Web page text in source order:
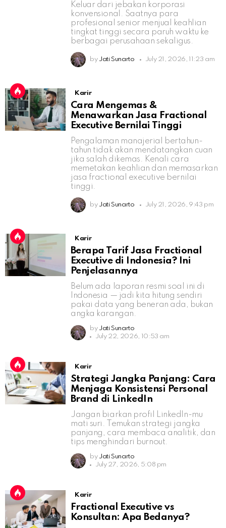
Keluar dari jebakan korporasi
konvensional. Saatnya para
profesional senior menjual keahlian
tingkat tinggi secara paruh waktu ke
berbagai perusahaan sekaligus.
by Jati Sunarto July 21, 2026, 11:23 am
Karir
Cara Mengemas &
Menawarkan Jasa Fractional
Executive Bernilai Tinggi
Pengalaman manajerial bertahun-
tahun tidak akan mendatangkan cuan
jika salah dikemas. Kenali cara
memetakan keahlian dan memasarkan
jasa fractional executive bernilai
tinggi.
by Jati Sunarto July 21, 2026, 9:43 pm
Karir
Berapa Tarif Jasa Fractional
Executive di Indonesia? Ini
Penjelasannya
Belum ada laporan resmi soal ini di
Indonesia — jadi kita hitung sendiri
pakai data yang beneran ada, bukan
angka karangan.
by Jati Sunarto
July 22, 2026, 10:53 am
Karir
Strategi Jangka Panjang: Cara
Menjaga Konsistensi Personal
Brand di LinkedIn
Jangan biarkan profil LinkedIn-mu
mati suri. Temukan strategi jangka
panjang, cara membaca analitik, dan
tips menghindari burnout.
by Jati Sunarto
July 27, 2026, 5:08 pm
Karir
Fractional Executive vs
Konsultan: Apa Bedanya?